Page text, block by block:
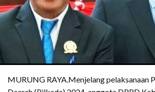
MURUNG RAYA.Menjelang pelaksanaan